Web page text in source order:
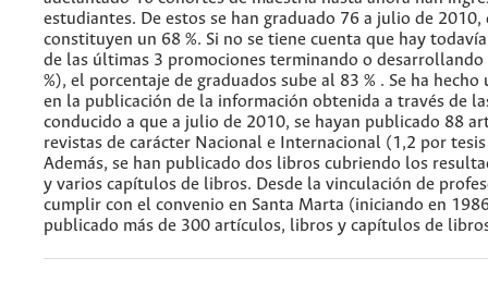
estudiantes. De estos se han graduado 76 a julio de 2010,
constituyen un 68 %. Si no se tiene cuenta que hay
de las últimas 3 promociones terminando o desarrollando
%), el porcentaje de graduados sube al 83 % . Se ha hecho
en la publicación de la información obtenida a través de
conducido a que a julio de 2010, se hayan publicado 88
revistas de carácter Nacional e Internacional (1,2 por
Además, se han publicado dos libros cubriendo los
y varios capítulos de libros. Desde la vinculación de
cumplir con el convenio en Santa Marta (iniciando en
publicado más de 300 artículos, libros y capítulos de